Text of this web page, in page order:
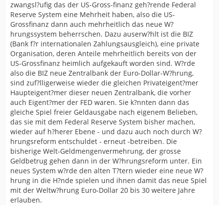
zwangsl?ufig das der US-Gross-finanz geh?rende Federal
Reserve System eine Mehrheit haben, also die US-
Grossfinanz dann auch mehrheitlich das neue W?
hrungssystem beherrschen. Dazu auserw?hlt ist die BIZ
(Bank f?r internationalen Zahlungsausgleich), eine private
Organisation, deren Anteile mehrheitlich bereits von der
US-Grossfinanz heimlich aufgekauft worden sind. W?rde
also die BIZ neue Zentralbank der Euro-Dollar-W?hrung,
sind zuf?lligerweise wieder die gleichen Privateigent?mer
Haupteigent?mer dieser neuen Zentralbank, die vorher
auch Eigent?mer der FED waren. Sie k?nnten dann das
gleiche Spiel freier Geldausgabe nach eigenem Belieben,
das sie mit dem Federal Reserve System bisher machen,
wieder auf h?herer Ebene - und dazu auch noch durch W?
hrungsreform entschuldet - erneut -betreiben. Die
bisherige Welt-Geldmengenvermehrung, der grosse
Geldbetrug gehen dann in der W?hrungsreform unter. Ein
neues System w?rde den alten T?tern wieder eine neue W?
hrung in die H?nde spielen und ihnen damit das neue Spiel
mit der Weltw?hrung Euro-Dollar 20 bis 30 weitere Jahre
erlauben.